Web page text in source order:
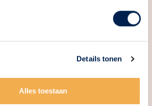
Details tonen
Alles toestaan